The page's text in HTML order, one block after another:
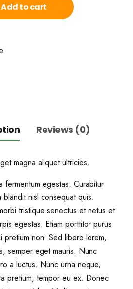
Add to cart
Reviews (0)
magna aliquet ultricies.
fermentum egestas. Curabitur
nisl consequat quis.
tristique senectus et netus et
egestas. Etiam porttitor purus
pretium non. Sed libero lorem,
semper eget mauris. Nunc
a luctus. Nunc urna neque,
pretium, tempor eu ex. Donec